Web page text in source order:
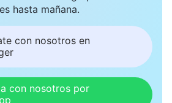
delante de Mí sin que ningún
para que Mi voluntad se
sin impedimento. Este es tu
hasta mañana.
con nosotros en
con nosotros por